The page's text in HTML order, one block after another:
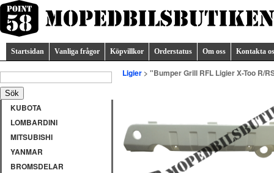
Startsidan Vanliga frågor Köpvillkor Orderstatus Om oss Kontakta
KUBOTA
LOMBARDINI
MITSUBISHI
YANMAR
BROMSDELAR
Ligier > "Bumper Grill RFL Ligier X-Too R/